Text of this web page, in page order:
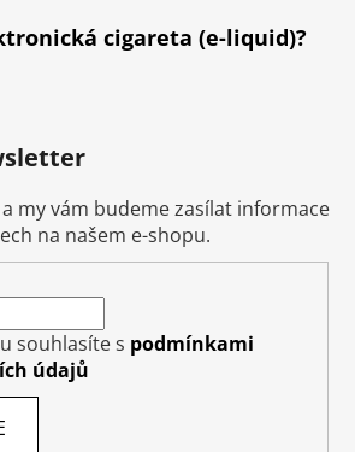
cigareta (e-liquid)?
my vám budeme zasílat informace
na našem e-shopu.
souhlasíte s podmínkami
údajů